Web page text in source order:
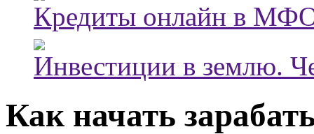
Кредиты онлайн в
Инвестиции в землю.
Как начать